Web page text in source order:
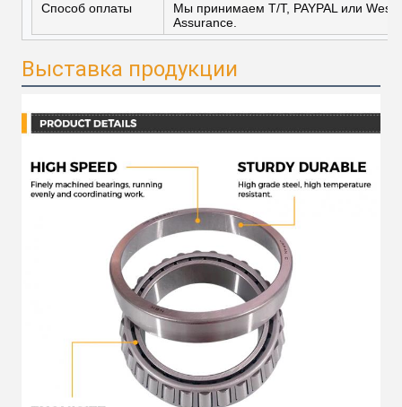
Способ оплаты
Мы принимаем T/T, PAYPAL или
Assurance.
Выставка продукции